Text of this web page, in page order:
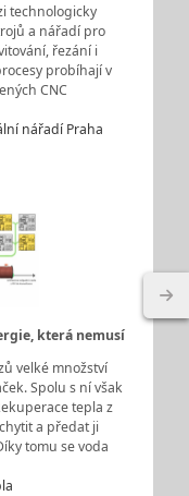
technologicky
a nářadí pro
řezání i
probíhají v
CNC
nářadí Praha
která nemusí
velké množství
Spolu s ní však
tepla z
a předat ji
tomu se voda